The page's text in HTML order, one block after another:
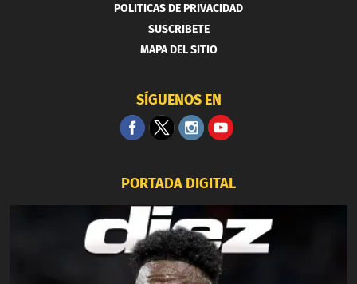
POLITICAS DE PRIVACIDAD
SUSCRIBETE
MAPA DEL SITIO
SÍGUENOS EN
PORTADA DIGITAL